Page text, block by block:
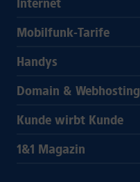
Internet
Mobilfunk-Tarife
Handys
Domain & Webhosting
Kunde wirbt Kunde
1&1 Magazin